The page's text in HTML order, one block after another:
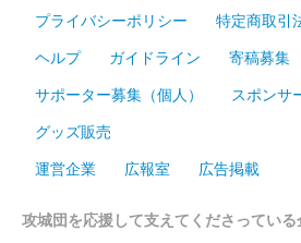
白石城 御城印 ずんだもん 水
白石城 御城印 東北ずん子 水
プライバシーポリシー
特定商取引
ヘルプ
ガイドライン
寄稿募集
サポーター募集（個人）
スポンサ
グッズ販売
運営企業
広報室 広告掲載
攻城団を応援して支えてくださっている